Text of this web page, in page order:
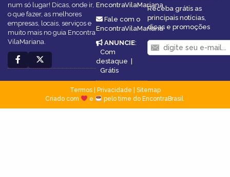
num só lugar! Dicas, onde ir,
o que fazer, as melhores
empresas, locais, serviços e
muito mais no guia Encontra
VilaMariana.
EncontraVilaMariana
Fale com o
EncontraVilaMariana
ANUNCIE:
Com
destaque |
Grátis
Receba grátis as
principais notícias,
dicas e promoções
Termos| Privacidade
Sitemap
Criado com
e pelo time do EncontraBrasil